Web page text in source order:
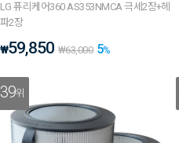
LG 퓨리케어360 AS353NMCA 극세2장+헤
파2장
₩59,850 ₩63,000 5%
39위